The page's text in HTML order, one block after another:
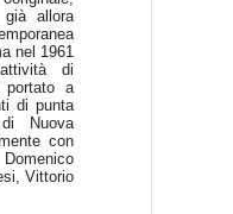
allora
nel 1961
di
portato a
di punta
Nuova
con
Vittorio